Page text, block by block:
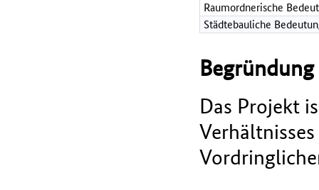
Raumordnerische
Städtebauliche
Das Projekt